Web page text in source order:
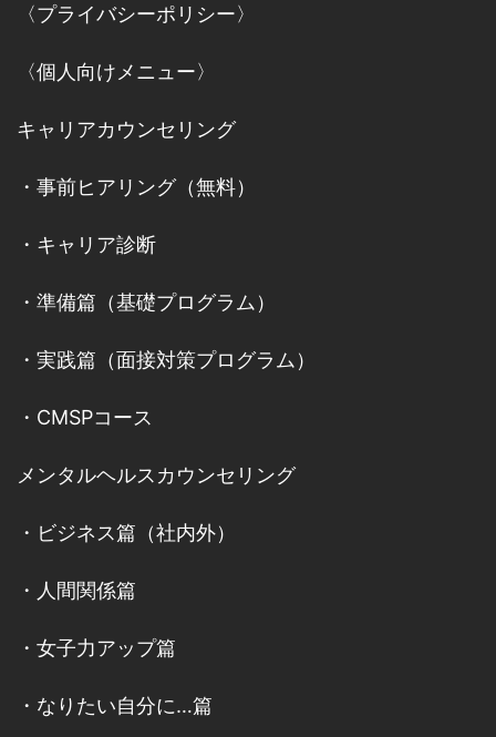
〈プライバシーポリシー〉
〈個人向けメニュー〉
キャリアカウンセリング
・ 事前ヒアリング（無料）
・ キャリア診断
・ 準備篇（基礎プログラム）
・ 実践篇（面接対策プログラム）
・ CMSPコース
メンタルヘルスカウンセリング
・ ビジネス篇（社内外）
・ 人間関係篇
・ 女子力アップ篇
・ なりたい自分に…篇